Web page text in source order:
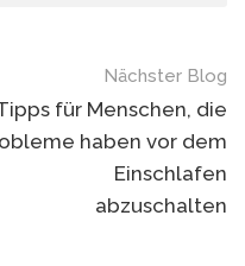
Nächster Blog
für Menschen, die
haben vor dem
Einschlafen
abzuschalten